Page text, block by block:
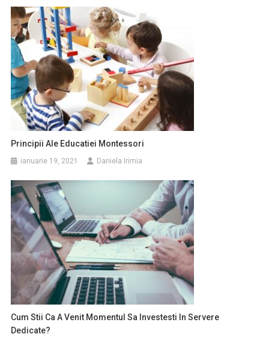
Principii Ale Educatiei Montessori
ianuarie 19, 2021 Daniela Irimia
Cum Stii Ca A Venit Momentul Sa Investesti In Servere
Dedicate?